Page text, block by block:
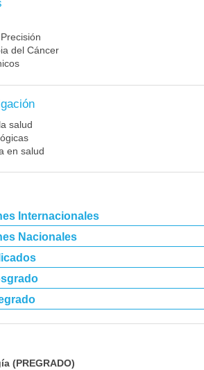
del Cáncer
salud
en salud
Internacionales
Nacionales
(PREGRADO)